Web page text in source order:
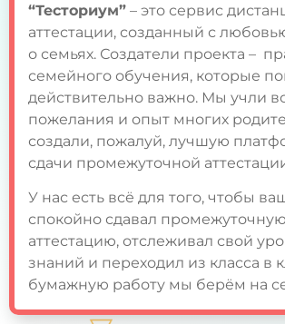
“Тесториум” – это сервис
аттестации, созданный с
о семьях. Создатели проекта –
семейного обучения, которые
действительно важно. Мы учли
пожелания и опыт многих
создали, пожалуй, лучшую
сдачи промежуточной
У нас есть всё для того, чтобы
спокойно сдавал промежуточную
аттестацию, отслеживал свой
знаний и переходил из класса в
бумажную работу мы берём на